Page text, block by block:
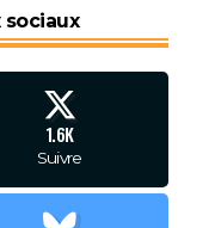
sociaux
1.6K
Suivre